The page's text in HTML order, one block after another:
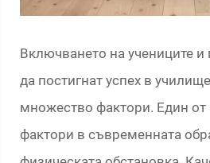
Включването на учениците
да постигнат успех в
множество фактори. Един от
фактори в съвременната